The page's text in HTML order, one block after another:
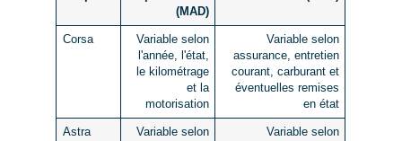
(MAD)
Corsa
Variable selon
l'année, l'état,
le kilométrage
et la
motorisation
Variable selon
assurance, entretien
courant, carburant et
éventuelles remises
en état
Astra
Variable selon
Variable selon